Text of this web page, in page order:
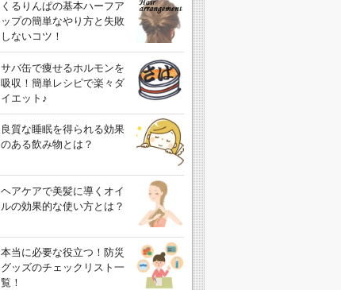
くるりんぱの基本ハーフア
ップの簡単なやり方と失敗
しないコツ！
サバ缶で痩せるホルモンを
吸収！簡単レシピで楽々ダ
イエット♪
良質な睡眠を得られる効果
のある飲み物とは？
ヘアケアで美髪に導くオイ
ルの効果的な使い方とは？
本当に必要な役立つ！防災
グッズのチェックリスト一
覧！